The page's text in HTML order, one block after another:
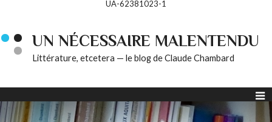
UA-62381023-1
UN NÉCESSAIRE MALENTENDU
Littérature, etcetera — le blog de Claude Chambard